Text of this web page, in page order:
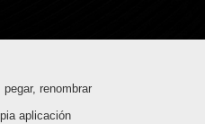
renombrar
aplicación